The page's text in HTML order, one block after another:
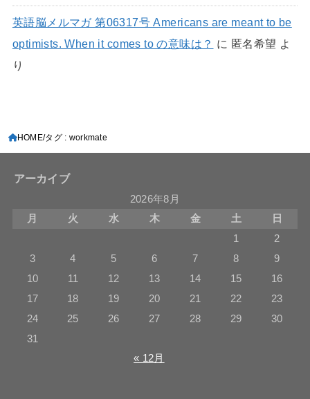
英語脳メルマガ 第06317号 Americans are meant to be
optimists. When it comes to の意味は？ に 匿名希望 よ
り
HOME タグ : workmate
アーカイブ
2026年8月
月
火 水 木 金 土
日
1
2
3
4 5 6 7 8
9
10
11 12 13 14 15
16
17
18 19 20 21 22
23
24
25 26 27 28 29
30
31
« 12月